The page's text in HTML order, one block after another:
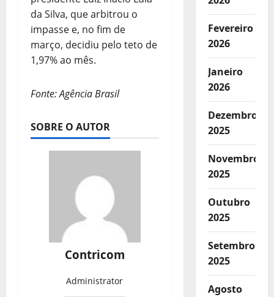
da Silva, que arbitrou o
impasse e, no fim de
março, decidiu pelo teto de
1,97% ao mês.
Fonte: Agência Brasil
SOBRE O AUTOR
Contricom
Administrator
Fevereiro
2026
Janeiro
2026
Dezembro
2025
Novembro
2025
Outubro
2025
Setembro
2025
Agosto